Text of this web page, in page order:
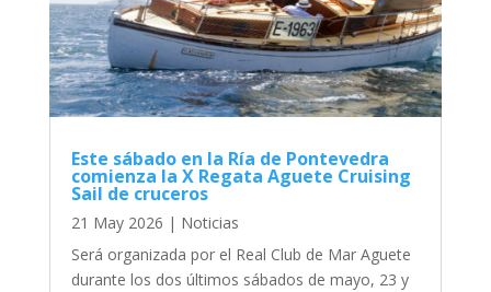
Este sábado en la Ría de Pontevedra
comienza la X Regata Aguete Cruising
Sail de cruceros
21 May 2026 | Noticias
Será organizada por el Real Club de Mar Aguete
durante los dos últimos sábados de mayo, 23 y